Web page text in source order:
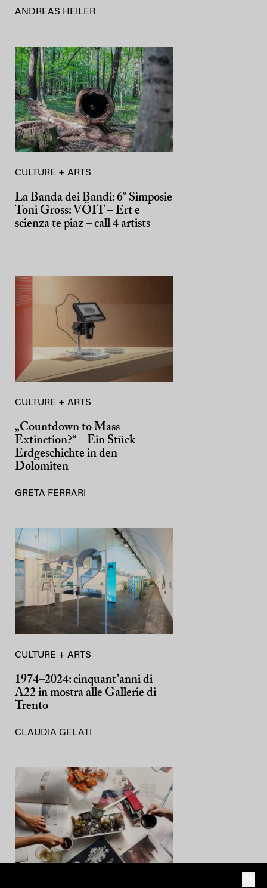
ANDREAS HEILER
CULTURE + ARTS
La Banda dei Bandi: 6° Simposie
Toni Gross: VÖIT – Ert e
scienza te piaz – call 4 artists
CULTURE + ARTS
„Countdown to Mass
Extinction?“ – Ein Stück
Erdgeschichte in den
Dolomiten
GRETA FERRARI
CULTURE + ARTS
1974–2024: cinquant’anni di
A22 in mostra alle Gallerie di
Trento
CLAUDIA GELATI